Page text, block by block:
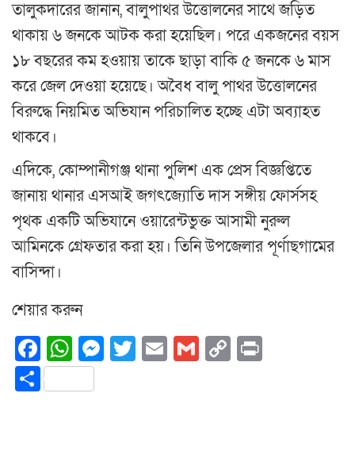
তালুকদারের জানান, বালুপাথর উত্তোলনের সাথে জড়িত
থাকায় ৬ জনকে আটক করা হয়েছিল। পরে একজনের বয়স
১৮ বছরের কম হওয়ায় তাকে ছাড়া বাকি ৫ জনকে ৬ মাস
করে জেল দেওয়া হয়েছে। অবৈধ বালু পাথর উত্তোলনের
বিরুদ্ধে নিয়মিত অভিযান পরিচালিত হচ্ছে এটা অব্যাহত
থাকবে।
এদিকে, কোম্পানীগঞ্জ থানা পুলিশ এক প্রেস বিজ্ঞপ্তিতে
জানায় থানার এসআই জগৎজ্যোতি দাস সঙ্গীয় ফোর্সসহ
পৃথক একটি অভিযানে ওয়ারেন্টভুক্ত আসামী নুরুল
আমিনকে গ্রেফতার করা হয়। তিনি উপজেলার পূর্ণাছগামের
বাসিন্দা।
শেয়ার করুন
Facebook
WhatsApp
Messenger
Twitter
EmailGmail
Copy
Share